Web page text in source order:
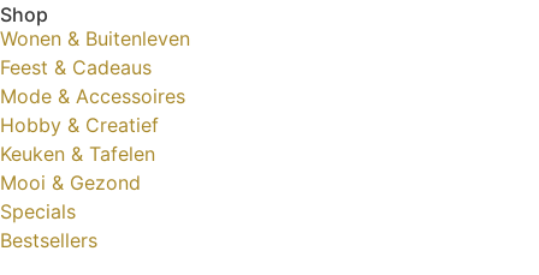
Shop
Wonen & Buitenleven
Feest & Cadeaus
Mode & Accessoires
Hobby & Creatief
Keuken & Tafelen
Mooi & Gezond
Specials
Bestsellers